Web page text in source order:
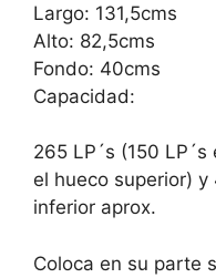
Largo: 131,5cms
Alto: 82,5cms
Fondo: 40cms
Capacidad:
265 LP´s (150
el hueco superior)
inferior aprox.
Coloca en su parte